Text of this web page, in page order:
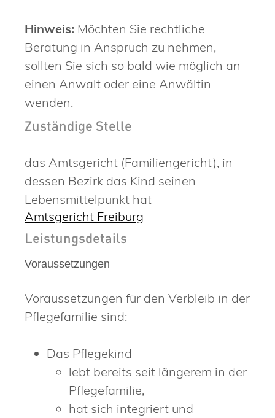
Hinweis: Möchten Sie rechtliche
Beratung in Anspruch zu nehmen,
sollten Sie sich so bald wie möglich an
einen Anwalt oder eine Anwältin
wenden.
Zuständige Stelle
das Amtsgericht (Familiengericht), in
dessen Bezirk das Kind seinen
Lebensmittelpunkt hat
Amtsgericht Freiburg
Leistungsdetails
Voraussetzungen
Voraussetzungen für den Verbleib in der
Pflegefamilie sind:
Das Pflegekind
lebt bereits seit längerem in der
Pflegefamilie,
hat sich integriert und